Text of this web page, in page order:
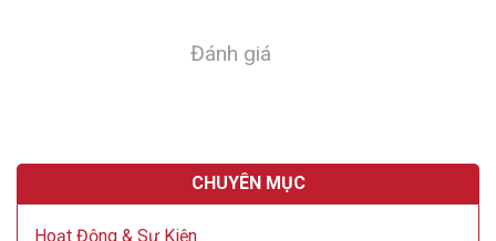
Đánh giá
CHUYÊN MỤC
Hoạt Động & Sự Kiện